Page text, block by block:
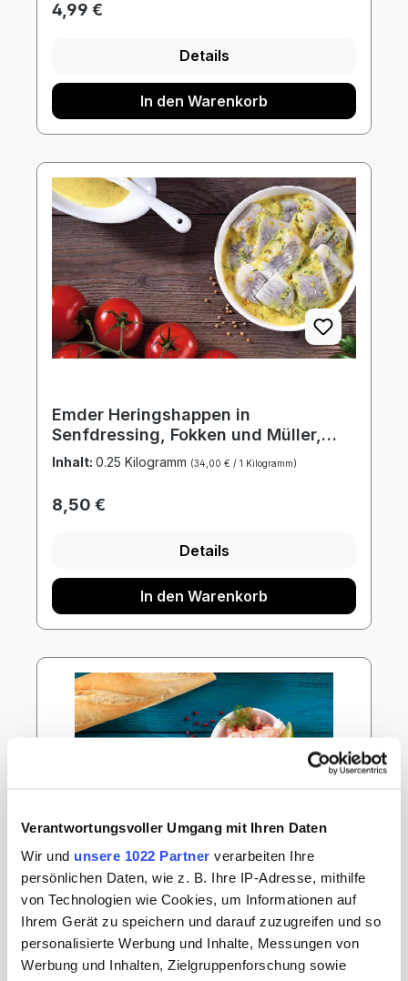
Verantwortungsvoller Umgang mit Ihren Daten
Wir und unsere 1022 Partner verarbeiten Ihre
persönlichen Daten, wie z. B. Ihre IP-Adresse, mithilfe
von Technologien wie Cookies, um Informationen auf
Ihrem Gerät zu speichern und darauf zuzugreifen und so
personalisierte Werbung und Inhalte, Messungen von
Werbung und Inhalten, Zielgruppenforschung sowie
4,99 €
Details
In den Warenkorb
Emder Heringshappen in
Senfdressing, Fokken und Müller,
500g Schale
Inhalt: 0.25 Kilogramm (34,00 € / 1 Kilogramm)
Regulärer Preis:
8,50 €
Details
In den Warenkorb
Emder Knoblauchgarnelen, Garnelen
in Knoblauchöl, Fokken und Müller,
1.000g Schale
0.5 Kilogramm (51,08 € / 1 Kilogramm)